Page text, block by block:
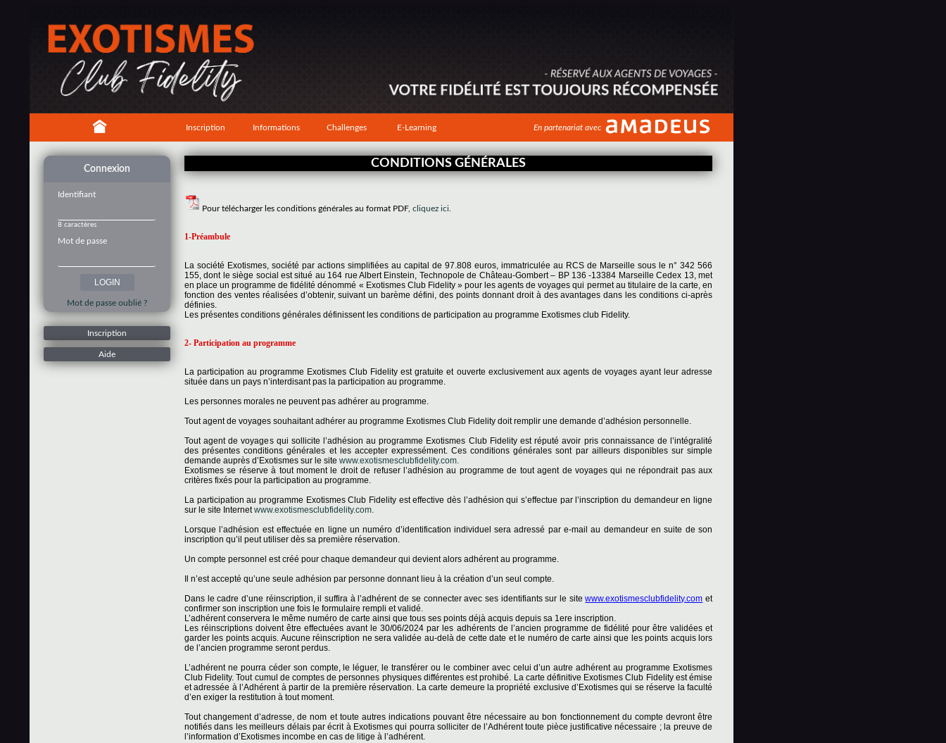
Inscription Informations Challenges E-Learning En partenariat avec
Connexion
Identifiant
8 caractères
Mot de passe
Mot de passe oublié ?
Inscription
Aide
CONDITIONS GÉNÉRALES
Pour télécharger les conditions générales au format PDF, cliquez ici.
1-Préambule
La société Exotismes, société par actions simplifiées au capital de 97.808 euros, immatriculée au RCS de Marseille sous le n° 342 566
155, dont le siège social est situé au 164 rue Albert Einstein, Technopole de Château-Gombert – BP 136 -13384 Marseille Cedex 13, met
en place un programme de fidélité dénommé « Exotismes Club Fidelity » pour les agents de voyages qui permet au titulaire de la carte, en
fonction des ventes réalisées d’obtenir, suivant un barème défini, des points donnant droit à des avantages dans les conditions ci-après
définies.
Les présentes conditions générales définissent les conditions de participation au programme Exotismes club Fidelity.
2- Participation au programme
La participation au programme Exotismes Club Fidelity est gratuite et ouverte exclusivement aux agents de voyages ayant leur adresse
située dans un pays n’interdisant pas la participation au programme.
Les personnes morales ne peuvent pas adhérer au programme.
Tout agent de voyages souhaitant adhérer au programme Exotismes Club Fidelity doit remplir une demande d’adhésion personnelle.
Tout agent de voyages qui sollicite l’adhésion au programme Exotismes Club Fidelity est réputé avoir pris connaissance de l’intégralité
des présentes conditions générales et les accepter expressément. Ces conditions générales sont par ailleurs disponibles sur simple
demande auprès d’Exotismes sur le site www.exotismesclubfidelity.com.
Exotismes se réserve à tout moment le droit de refuser l’adhésion au programme de tout agent de voyages qui ne répondrait pas aux
critères fixés pour la participation au programme.
La participation au programme Exotismes Club Fidelity est effective dès l’adhésion qui s’effectue par l’inscription du demandeur en ligne
sur le site Internetwww.exotismesclubfidelity.com.
Lorsque l’adhésion est effectuée en ligne un numéro d’identification individuel sera adressé par e-mail au demandeur en suite de son
inscription qu’il peut utiliser dès sa première réservation.
Un compte personnel est créé pour chaque demandeur qui devient alors adhérent au programme.
Il n’est accepté qu’une seule adhésion par personne donnant lieu à la création d’un seul compte.
Dans le cadre d’une réinscription, il suffira à l’adhérent de se connecter avec ses identifiants sur le sitewww.exotismesclubfidelity.com et
confirmer son inscription une fois le formulaire rempli et validé.
L’adhérent conservera le même numéro de carte ainsi que tous ses points déjà acquis depuis sa 1ere inscription.
Les réinscriptions doivent être effectuées avant le 30/06/2024 par les adhérents de l’ancien programme de fidélité pour être validées et
garder les points acquis. Aucune réinscription ne sera validée au-delà de cette date et le numéro de carte ainsi que les points acquis lors
de l’ancien programme seront perdus.
L’adhérent ne pourra céder son compte, le léguer, le transférer ou le combiner avec celui d’un autre adhérent au programme Exotismes
Club Fidelity. Tout cumul de comptes de personnes physiques différentes est prohibé. La carte définitive Exotismes Club Fidelity est émise
et adressée à l’Adhérent à partir de la première réservation. La carte demeure la propriété exclusive d’Exotismes qui se réserve la faculté
d’en exiger la restitution à tout moment.
Tout changement d’adresse, de nom et toute autres indications pouvant être nécessaire au bon fonctionnement du compte devront être
notifiés dans les meilleurs délais par écrit à Exotismes qui pourra solliciter de l’Adhérent toute pièce justificative nécessaire ; la preuve de
l’information d’Exotismes incombe en cas de litige à l’adhérent.